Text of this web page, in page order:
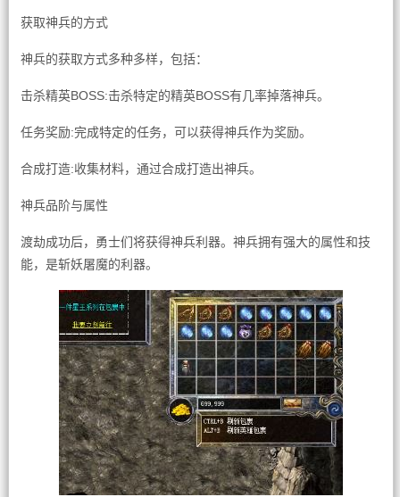
获取神兵的方式
神兵的获取方式多种多样，包括：
击杀精英BOSS:击杀特定的精英BOSS有几率掉落神兵。
任务奖励:完成特定的任务，可以获得神兵作为奖励。
合成打造:收集材料，通过合成打造出神兵。
神兵品阶与属性
渡劫成功后，勇士们将获得神兵利器。神兵拥有强大的属性和技
能，是斩妖屠魔的利器。